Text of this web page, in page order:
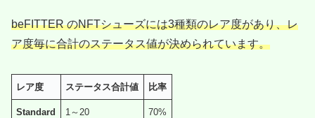
beFITTER のNFTシューズには3種類のレア度があり、レ
ア度毎に合計のステータス値が決められています。
レア度 ステータス合計値 比率
Standard 1～20 70%